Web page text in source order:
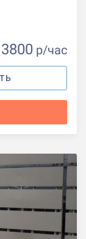
3800 р/час